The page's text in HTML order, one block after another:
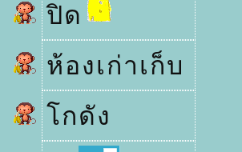
ปิด
ห้องเก่าเก็บ
กดัง